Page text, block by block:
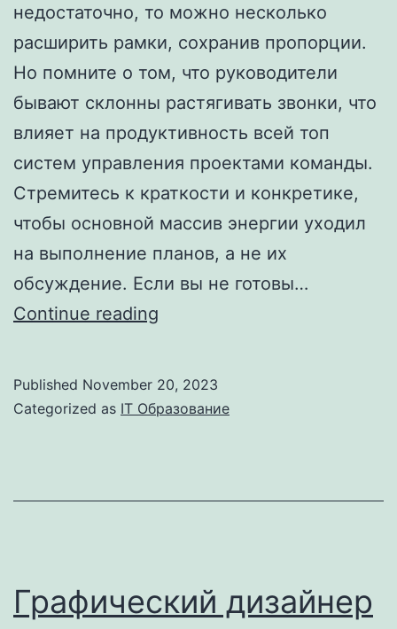
недостаточно, то можно несколько
расширить рамки, сохранив пропорции.
Но помните о том, что руководители
бывают склонны растягивать звонки, что
влияет на продуктивность всей топ
систем управления проектами команды.
Стремитесь к краткости и конкретике,
чтобы основной массив энергии уходил
на выполнение планов, а не их
обсуждение. Если вы не готовы…
Continue reading
это
Published November 20, 2023
Categorized as IT Образование
Графический дизайнер